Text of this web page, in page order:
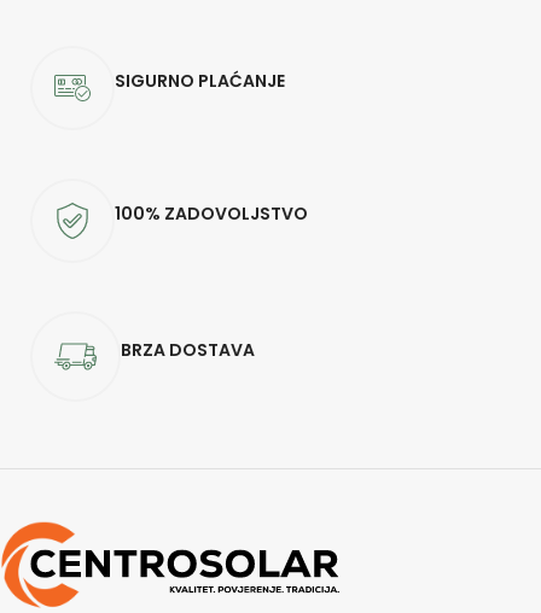
SIGURNO PLAĆANJE
100% ZADOVOLJSTVO
BRZA DOSTAVA